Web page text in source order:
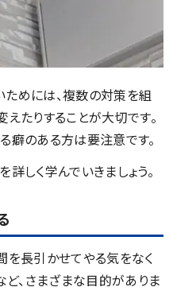
めには、複数の対策を組
たりすることが大切です。
癖のある方は要注意です。
しく学んでいきましょう。
を長引かせてやる気をなく
ど、さまざまな目的がありま